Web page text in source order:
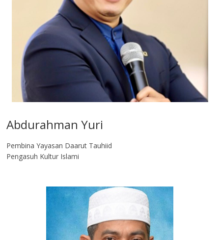
Abdurahman Yuri
Pembina Yayasan Daarut Tauhiid
Pengasuh Kultur Islami